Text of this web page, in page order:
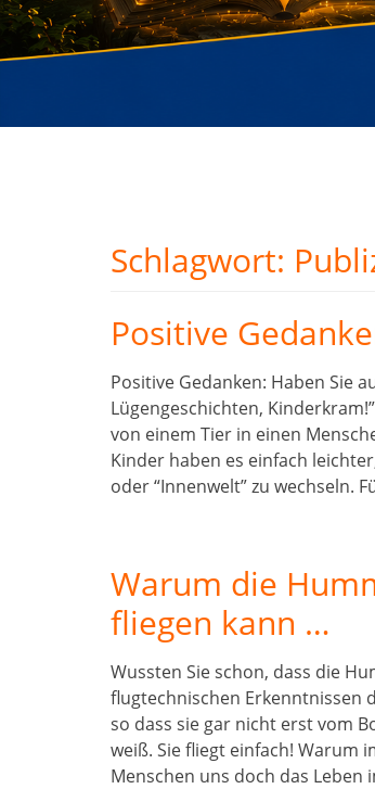
Schlagwort:
Positive
Positive Gedanken: Haben Sie
Lügengeschichten,
von einem Tier in einen
Kinder haben es einfach
oder “Innenwelt” zu wechseln.
Warum die
fliegen kann …
Wussten Sie schon, dass die
flugtechnischen Erkenntnissen
so dass sie gar nicht erst vom
weiß. Sie fliegt einfach! Warum
Menschen uns doch das Leben